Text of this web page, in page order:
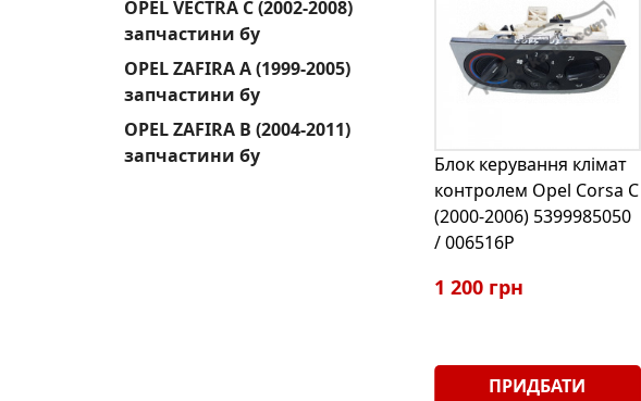
OPEL VECTRA C (2002-2008)
запчастини бу
OPEL ZAFIRA A (1999-2005)
запчастини бу
OPEL ZAFIRA B (2004-2011)
запчастини бу
Блок керування клімат
контролем Opel Corsa С
(2000-2006) 5399985050
/ 006516P
1 200 грн
ПРИДБАТИ